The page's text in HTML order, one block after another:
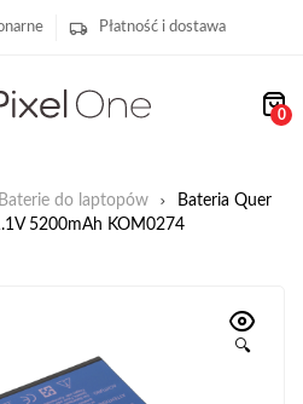
Płatność i dostawa
0
Baterie do laptopów
Bateria Quer
5200mAh KOM0274
🔍